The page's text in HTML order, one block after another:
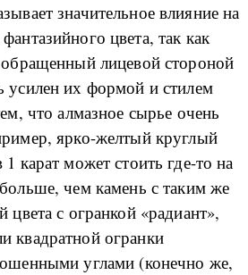
значительное влияние на
цвета, так как
лицевой стороной
усилен их формой и стилем
что алмазное сырье очень
ярко-желтый круглый
карат может стоить где-то на
чем камень с таким же
цвета с огранкой «радиант»,
квадратной огранки
углами (конечно же,